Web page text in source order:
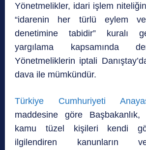
Yönetmelikler, idari işlem
“idarenin her türlü eylem
denetimine tabidir” kuralı
yargılama kapsamında
Yönetmeliklerin iptali
dava ile mümkündür.
Türkiye Cumhuriyeti
maddesine göre Başbakanlık,
kamu tüzel kişileri kendi
ilgilendiren kanunların